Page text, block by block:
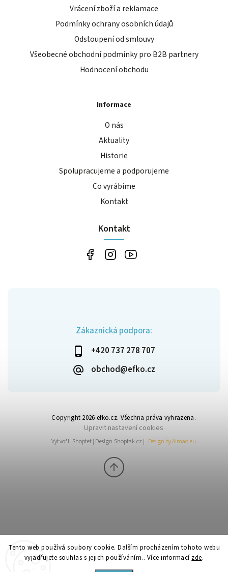
Tento web používá soubory cookie. Dalším procházením tohoto webu
vyjadřujete souhlas s jejich používáním.. Více informací zde.
Zákaznická podpora:
+420 737 278 707
obchod@efko.cz
Vrácení zboží a reklamace
Podmínky ochrany osobních údajů
Odstoupení od smlouvy
Všeobecné obchodní podmínky pro B2B partnery
Hodnocení obchodu
Informace
O nás
Aktuality
Historie
Spolupracujeme a podporujeme
Co vyrábíme
Kontakt
Kontakt
Copyright 2026 efko.cz. Všechna práva vyhrazena.
Upravit nastavení cookies
Vytvořil Shoptet| Design Shoptak.cz | Design by Almao.eu